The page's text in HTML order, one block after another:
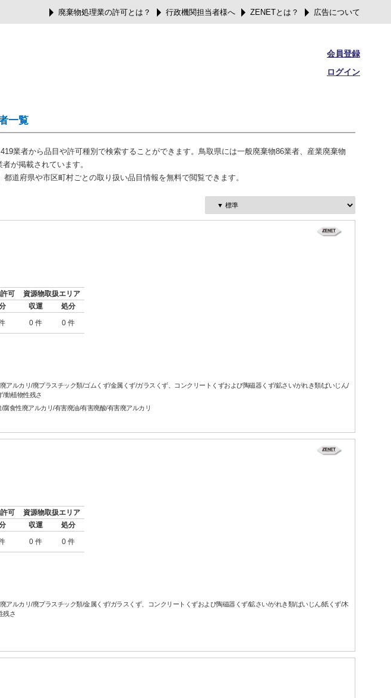
廃棄物処理業の許可とは？ 行政機関担当者様へ ZENETとは？ 広告について
会員登録
ログイン
一覧
業者から品目や許可種別で検索することができます。鳥取県には一般廃棄物86業者、産業廃棄物
が掲載されています。
道府県や市区町村ごとの取り扱い品目情報を無料で閲覧できます。
可
資源物取扱エリア
収運
処分
0 件 0 件
アルカリ/廃プラスチック類/ゴムくず/金属くず/ガラスくず、コンクリートくずおよび陶磁器くず/鉱さい/がれき類/ばいじん/
/動植物性残さ
腐食性廃アルカリ/有害廃油/有害廃酸/有害廃アルカリ
可
資源物取扱エリア
収運
処分
0 件 0 件
アルカリ/廃プラスチック類/金属くず/ガラスくず、コンクリートくずおよび陶磁器くず/鉱さい/がれき類/ばいじん/紙くず/木
残さ